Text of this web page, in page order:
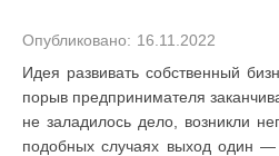
Опубликовано: 16.11.2022
Идея развивать собственный
порыв предпринимателя
не заладилось дело, возникли
подобных случаях выход один —